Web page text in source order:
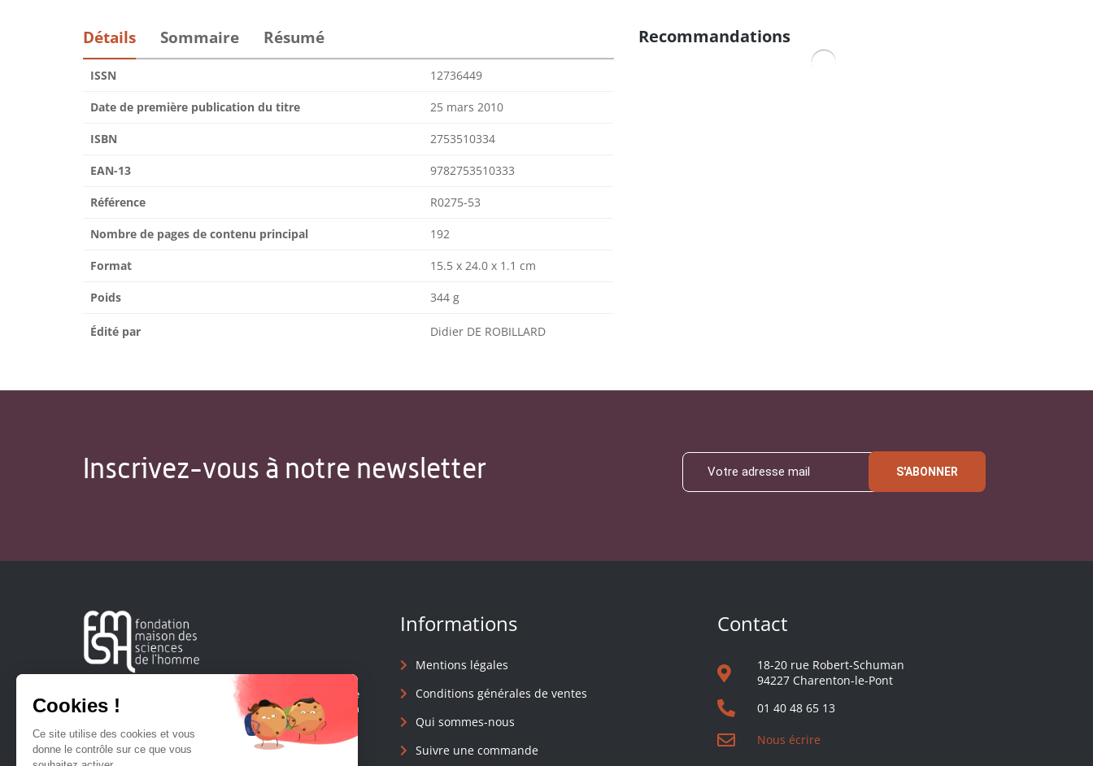
Détails Sommaire Résumé
ISSN 12736449
Date de première publication du titre 25 mars 2010
ISBN 2753510334
EAN-13 9782753510333
Référence R0275-53
Nombre de pages de contenu principal 192
Format 15.5 x 24.0 x 1.1 cm
Poids 344 g
Édité par Didier DE ROBILLARD
Recommandations
Inscrivez-vous à notre newsletter S'ABONNER
Créée en 1963, la Fondation Maison Sciences de l'Homme
soutient la recherche et la diffusion des connaissances en
Informations
Mentions légales
Conditions générales de ventes
Qui sommes-nous
Suivre une commande
Contact
18-20 rue Robert-Schuman
94227 Charenton-le-Pont
01 40 48 65 13
Nous écrire